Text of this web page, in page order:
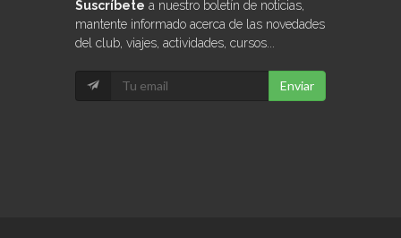
Suscríbete a nuestro boletín de noticias,
mantente informado acerca de las novedades
del club, viajes, actividades, cursos...
Enviar